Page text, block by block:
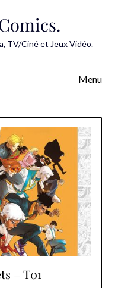
TV/Ciné et Jeux Vidéo.
Menu
– T01